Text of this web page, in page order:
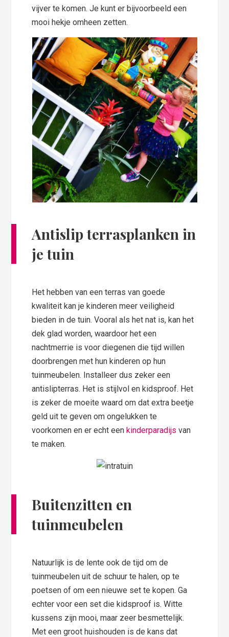
vijver te komen. Je kunt er bijvoorbeeld een
mooi hekje omheen zetten.
Antislip terrasplanken in
je tuin
Het hebben van een terras van goede
kwaliteit kan je kinderen meer veiligheid
bieden in de tuin. Vooral als het nat is, kan het
dek glad worden, waardoor het een
nachtmerrie is voor diegenen die tijd willen
doorbrengen met hun kinderen op hun
tuinmeubelen. Installeer dus zeker een
antislipterras. Het is stijlvol en kidsproof. Het
is zeker de moeite waard om dat extra beetje
geld uit te geven om ongelukken te
voorkomen en er echt eenkinderparadijsvan
te maken.
Buitenzitten en
tuinmeubelen
Natuurlijk is de lente ook de tijd om de
tuinmeubelen uit de schuur te halen, op te
poetsen of om een nieuwe set te kopen. Ga
echter voor een set die kidsproof is. Witte
kussens zijn mooi, maar zeer besmettelijk.
Met een groot huishouden is de kans dat